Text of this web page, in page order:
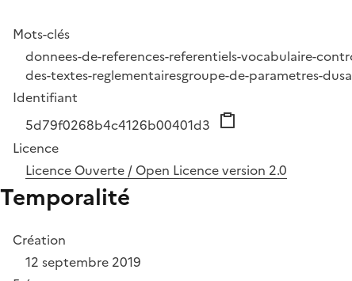
Mots-clés
donnees-de-references-referentiels-vocabulaire-
des-textes-reglementairesgroupe-de-parametres-
Identifiant
5d79f0268b4c4126b00401d3
Licence
Licence Ouverte / Open Licence version 2.0
Temporalité
Création
12 septembre 2019